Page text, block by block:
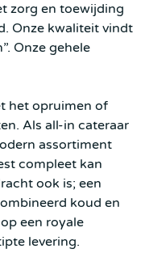
zorg en toewijding
Onze kwaliteit vindt
Onze gehele
het opruimen of
Als all-in cateraar
assortiment
compleet kan
ook is; een
koud en
een royale
levering.